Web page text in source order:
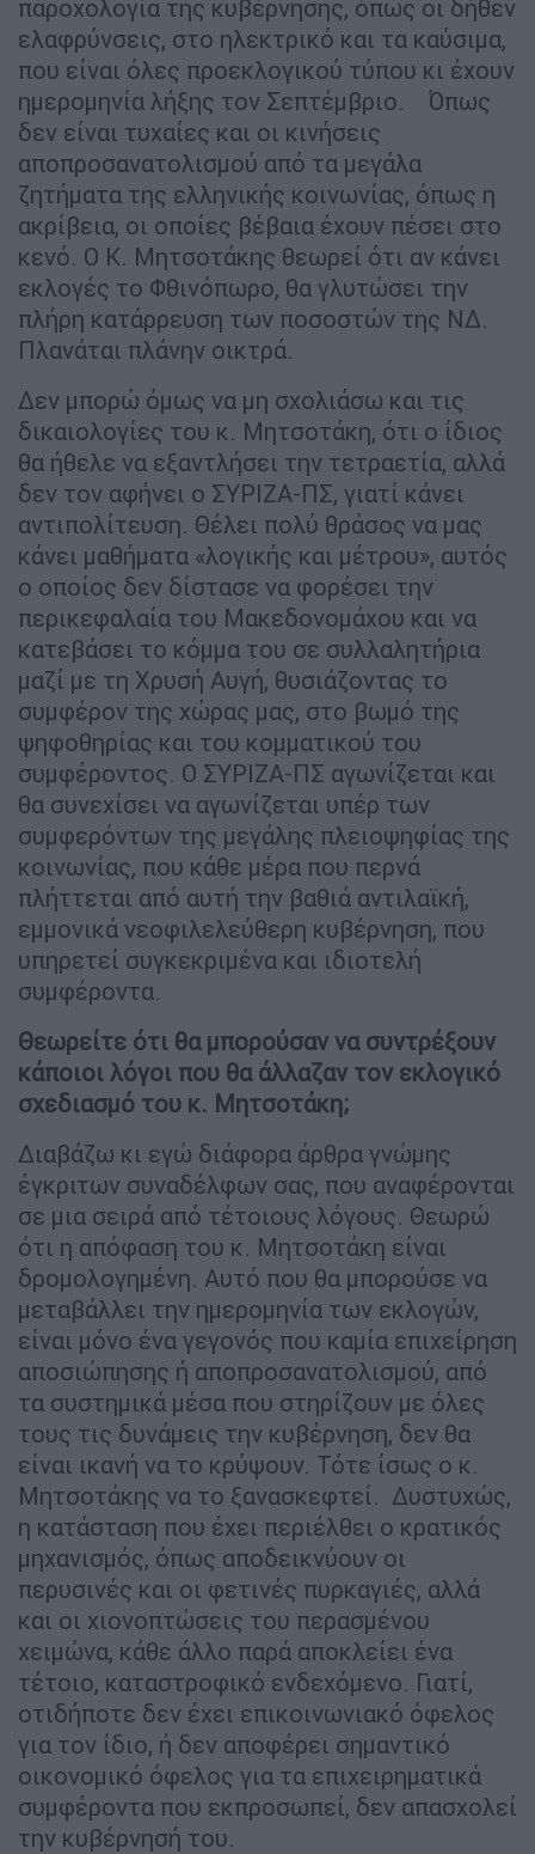
παροχολογία της κυβέρνησης, όπως οι δήθεν
ελαφρύνσεις, στο ηλεκτρικό και τα καύσιμα,
που είναι όλες προεκλογικού τύπου κι έχουν
ημερομηνία λήξης τον Σεπτέμβριο. Όπως
δεν είναι τυχαίες και οι κινήσεις
αποπροσανατολισμού από τα μεγάλα
ζητήματα της ελληνικής κοινωνίας, όπως η
ακρίβεια, οι οποίες βέβαια έχουν πέσει στο
κενό. Ο Κ. Μητσοτάκης θεωρεί ότι αν κάνει
εκλογές το Φθινόπωρο, θα γλυτώσει την
πλήρη κατάρρευση των ποσοστών της ΝΔ.
Πλανάται πλάνην οικτρά.
Δεν μπορώ όμως να μη σχολιάσω και τις
δικαιολογίες του κ. Μητσοτάκη, ότι ο ίδιος
θα ήθελε να εξαντλήσει την τετραετία, αλλά
δεν τον αφήνει ο ΣΥΡΙΖΑ-ΠΣ, γιατί κάνει
αντιπολίτευση. Θέλει πολύ θράσος να μας
κάνει μαθήματα «λογικής και μέτρου», αυτός
ο οποίος δεν δίστασε να φορέσει την
περικεφαλαία του Μακεδονομάχου και να
κατεβάσει το κόμμα του σε συλλαλητήρια
μαζί με τη Χρυσή Αυγή, θυσιάζοντας το
συμφέρον της χώρας μας, στο βωμό της
ψηφοθηρίας και του κομματικού του
συμφέροντος. Ο ΣΥΡΙΖΑ-ΠΣ αγωνίζεται και
θα συνεχίσει να αγωνίζεται υπέρ των
συμφερόντων της μεγάλης πλειοψηφίας της
κοινωνίας, που κάθε μέρα που περνά
πλήττεται από αυτή την βαθιά αντιλαϊκή,
εμμονικά νεοφιλελεύθερη κυβέρνηση, που
υπηρετεί συγκεκριμένα και ιδιοτελή
συμφέροντα.
Θεωρείτε ότι θα μπορούσαν να συντρέξουν
κάποιοι λόγοι που θα άλλαζαν τον εκλογικό
σχεδιασμό του κ. Μητσοτάκη;
Διαβάζω κι εγώ διάφορα άρθρα γνώμης
έγκριτων συναδέλφων σας, που αναφέρονται
σε μια σειρά από τέτοιους λόγους. Θεωρώ
ότι η απόφαση του κ. Μητσοτάκη είναι
δρομολογημένη. Αυτό που θα μπορούσε να
μεταβάλλει την ημερομηνία των εκλογών,
είναι μόνο ένα γεγονός που καμία επιχείρηση
αποσιώπησης ή αποπροσανατολισμού, από
τα συστημικά μέσα που στηρίζουν με όλες
τους τις δυνάμεις την κυβέρνηση, δεν θα
είναι ικανή να το κρύψουν. Τότε ίσως ο κ.
Μητσοτάκης να το ξανασκεφτεί. Δυστυχώς,
η κατάσταση που έχει περιέλθει ο κρατικός
μηχανισμός, όπως αποδεικνύουν οι
περυσινές και οι φετινές πυρκαγιές, αλλά
και οι χιονοπτώσεις του περασμένου
χειμώνα, κάθε άλλο παρά αποκλείει ένα
τέτοιο, καταστροφικό ενδεχόμενο. Γιατί,
οτιδήποτε δεν έχει επικοινωνιακό όφελος
για τον ίδιο, ή δεν αποφέρει σημαντικό
οικονομικό όφελος για τα επιχειρηματικά
συμφέροντα που εκπροσωπεί, δεν απασχολεί
την κυβέρνησή του.